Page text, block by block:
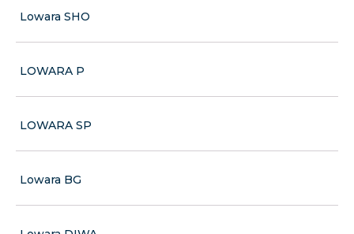
Lowara SHO
LOWARA P
LOWARA SP
Lowara BG